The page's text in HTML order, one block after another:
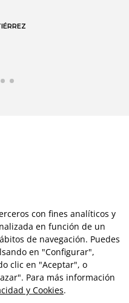
con fines analíticos y
en función de un
de navegación. Puedes
en "Configurar",
clic en "Aceptar", o
Para más información
y Cookies.